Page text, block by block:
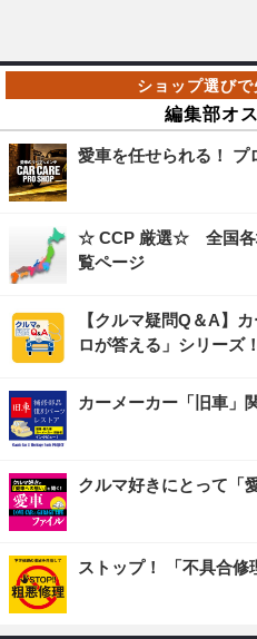
編集部オ
愛車を任せられる！ プ
☆ CCP 厳選☆ 全国各
覧ページ
【クルマ疑問Q＆A】
ロが答える」シリーズ！
カーメーカー「旧車」
クルマ好きにとって「
ストップ！ 「不具合修